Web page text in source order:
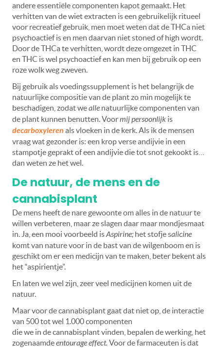
andere essentiële componenten kapot gemaakt. Het
verhitten van de wiet extracten is een gebruikelijk ritueel
voor recreatief gebruik, men moet weten dat de THCa niet
psychoactief is en men daarvan niet stoned of high wordt.
Door de THCa te verhitten, wordt deze omgezet in THC
en THC is wel psychoactief en kan men bij gebruik op een
roze wolk weg zweven.
Bij gebruik als voedingssupplement is het belangrijk de
natuurlijke compositie van de plant zo min mogelijk te
beschadigen, zodat wealle natuurlijke componenten van
de plant kunnen benutten. Voormij persoonlijk is
decarboxyleren als vloeken in de kerk. Als ik de mensen
vraag wat gezonder is: een krop verse andijvie in een
stampotje geprakt of een andijvie die tot snot gekookt is…
dan weten ze het wel.
De natuur, de mens en de
cannabisplant
De mens heeft de nare gewoonte om alles in de natuur te
willen verbeteren, maar ze slagen daar maar mondjesmaat
in. Ja, een mooi voorbeeld isAspirine; het stofje salicine
komt van nature voor in de bast van de wilgenboom en is
geschikt om er een medicijn van te maken, beter bekent als
het“aspirientje”.
En laten we wel zijn, zeer veel medicijnen komen uit de
natuur.
Maar voor de cannabisplant gaat dat niet op, de interactie
van 500 tot wel 1.000 componenten
die we in de cannabisplant vinden, bepalen de werking, het
zogenaamdeentourage effect.Voor de farmaceuten is dat